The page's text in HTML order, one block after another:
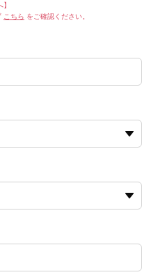
こちら をご確認ください。